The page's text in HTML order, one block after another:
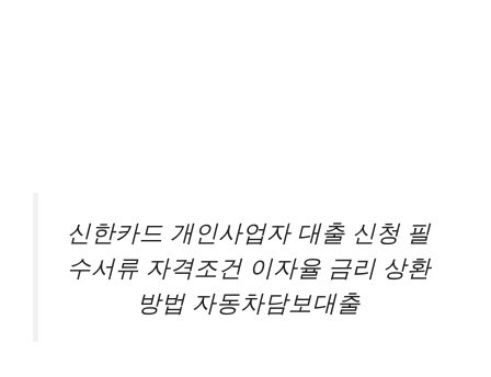
신한카드 개인사업자 대출 신청 필
수서류 자격조건 이자율 금리 상환
방법 자동차담보대출